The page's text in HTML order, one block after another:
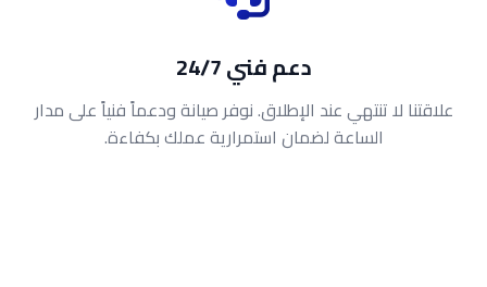
دعم فني 24/7
علاقتنا لا تنتهي عند الإطلاق. نوفر صيانة ودعماً فنياً على مدار
الساعة لضمان استمرارية عملك بكفاءة.